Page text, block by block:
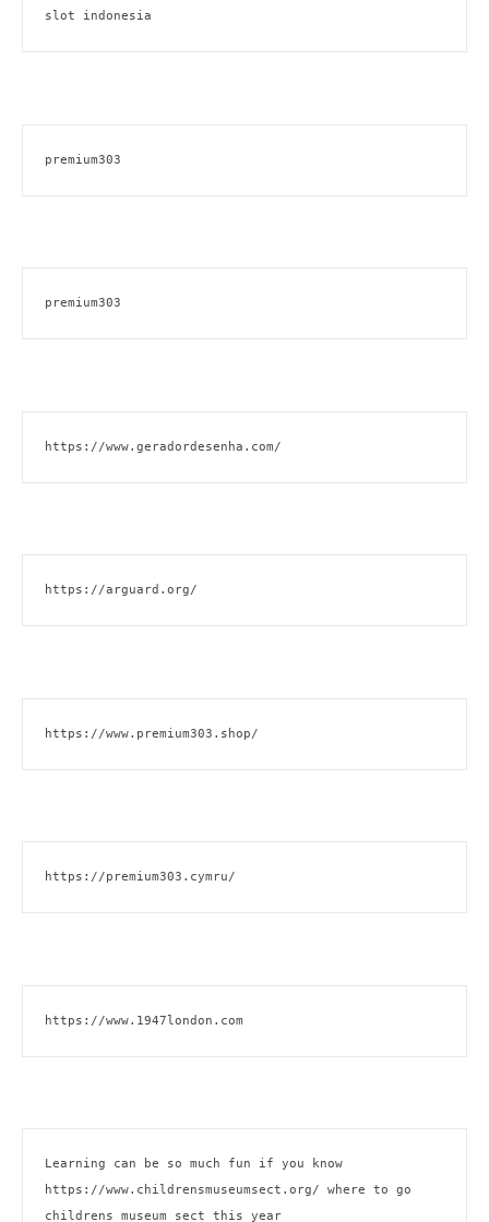
slot indonesia
premium303
premium303
https://www.geradordesenha.com/
https://arguard.org/
https://www.premium303.shop/
https://premium303.cymru/
https://www.1947london.com
https://www.childrensmuseumsect.org/ where to go
childrens museum sect this year